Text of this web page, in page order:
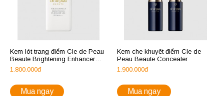
Kem lót trang điểm Cle de Peau
Beaute Brightening Enhancer
Veil
1.800.000đ
Mua ngay
Kem che khuyết điểm Cle de
Peau Beaute Concealer
1.900.000đ
Mua ngay